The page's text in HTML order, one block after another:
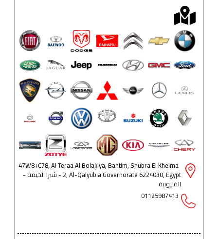
47W8+C78, Al Teraa Al Bolakiya, Bahtim, Shubra El Kheima
2, Al-Qalyubia Governorate 6224030, Egypt - شبرا الخيمة -
القليوبية
01125987413